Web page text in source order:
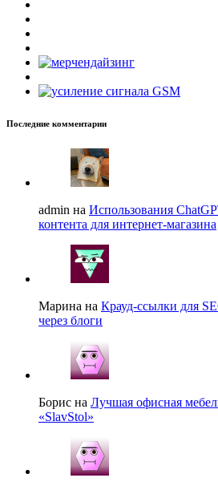
Последние комментарии
admin на Использования
контента для интернет-магазина
Марина на Крауд-ссылки для
через блоги
Борис на Лучшая офисная
«SlavStol»